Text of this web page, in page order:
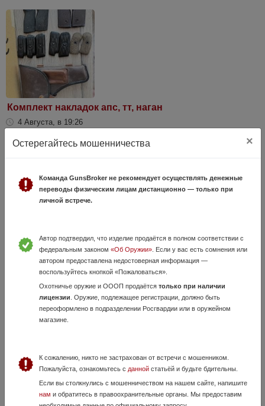
Комплект накладок апс, тт, наган
4 Августа, в 19:26
3 000 руб.
Магазин Есаул ПДТ-9Т 10-мест
3 Августа, в 10:15
2 500 руб.
Остерегайтесь мошенничества ×
Команда GunsBroker не рекомендует осуществлять денежные
переводы физическим лицам дистанционно — только при
личной встрече.
Автор подтвердил, что изделие продаётся в полном соответствии с
федеральным законом «Об Оружии». Если у вас есть сомнения или
автором предоставлена недостоверная информация —
воспользуйтесь кнопкой «Пожаловаться».
Охотничье оружие и ОООП продаётся только при наличии
лицензии . Оружие, подлежащее регистрации, должно быть
переоформлено в подразделении Росгвардии или в оружейном
магазине.
К сожалению, никто не застрахован от встречи с мошенником.
Пожалуйста, ознакомьтесь с даннойстатьёй и будьте бдительны.
Если вы столкнулись с мошенничеством на нашем сайте, напишите
нам и обратитесь в правоохранительные органы. Мы предоставим